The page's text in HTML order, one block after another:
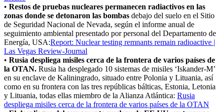
• Restos de pruebas nucleares permanecen radiactivos en las
zonas donde se detonaron las bombas debajo del suelo en el Sitio
de Seguridad Nacional de Nevada, según el informe anual de
seguimiento ambiental presentado por personal del Departamento de
Energía, USA:Report: Nuclear testing remnants remain radioactive |
Las Vegas Review-Journal
• Rusia despliega misiles cerca de la frontera de varios países de
la OTAN. Rusia ha desplegado 10 sistemas de misiles ‘Iskander-M’
en su enclave de Kaliningrado, situado entre Polonia y Lituania, así
como en su frontera con las tres repúblicas bálticas, Estonia, Letonia
y Lituania, todas ellas miembro de la Alianza Atlántica: Rusia
despliega misiles cerca de la frontera de varios países de la OTAN